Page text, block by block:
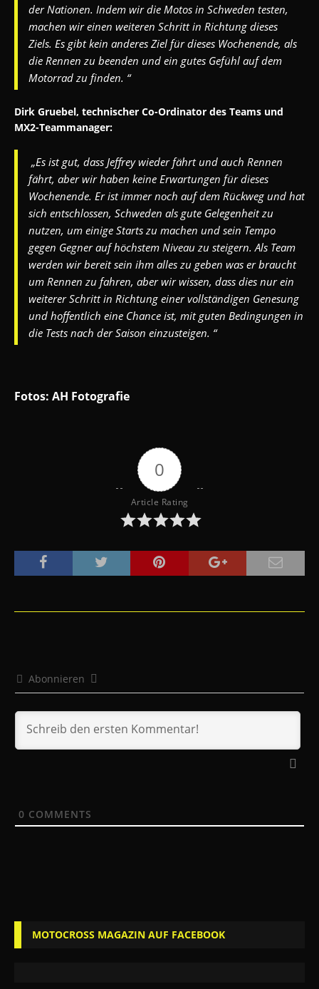
der Nationen. Indem wir die Motos in Schweden testen,
machen wir einen weiteren Schritt in Richtung dieses
Ziels. Es gibt kein anderes Ziel für dieses Wochenende, als
die Rennen zu beenden und ein gutes Gefühl auf dem
Motorrad zu finden. “
Dirk Gruebel, technischer Co-Ordinator des Teams und
MX2-Teammanager:
„Es ist gut, dass Jeffrey wieder fährt und auch Rennen
fährt, aber wir haben keine Erwartungen für dieses
Wochenende. Er ist immer noch auf dem Rückweg und hat
sich entschlossen, Schweden als gute Gelegenheit zu
nutzen, um einige Starts zu machen und sein Tempo
gegen Gegner auf höchstem Niveau zu steigern. Als Team
werden wir bereit sein ihm alles zu geben was er braucht
um Rennen zu fahren, aber wir wissen, dass dies nur ein
weiterer Schritt in Richtung einer vollständigen Genesung
und hoffentlich eine Chance ist, mit guten Bedingungen in
die Tests nach der Saison einzusteigen. “
Fotos: AH Fotografie
0
Article Rating
Abonnieren
0 COMMENTS
MOTOCROSS MAGAZIN AUF FACEBOOK